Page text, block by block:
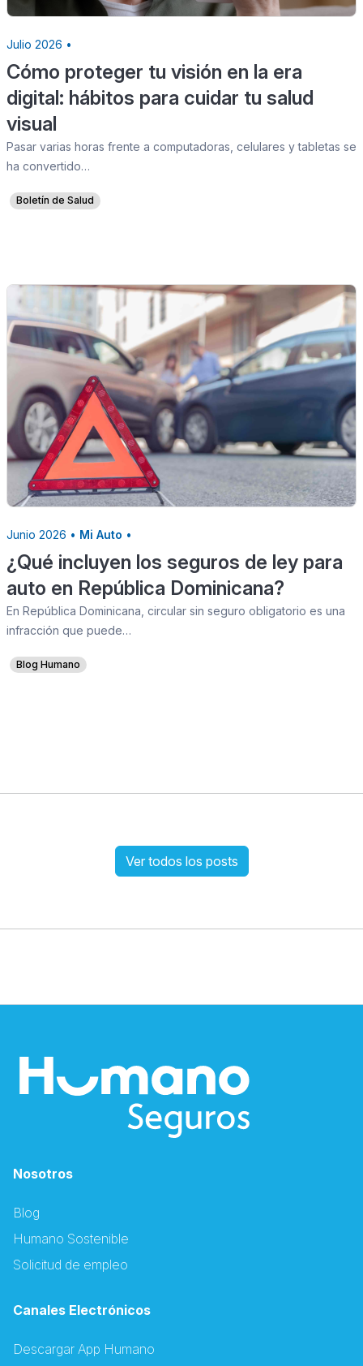
Julio 2026 •
Cómo proteger tu visión en la era
digital: hábitos para cuidar tu salud
visual
Pasar varias horas frente a computadoras, celulares y tabletas se
ha convertido…
Boletín de Salud
Junio 2026 • Mi Auto •
¿Qué incluyen los seguros de ley para
auto en República Dominicana?
En República Dominicana, circular sin seguro obligatorio es una
infracción que puede…
Blog Humano
Ver todos los posts
Nosotros
Blog
Humano Sostenible
Solicitud de empleo
Canales Electrónicos
Descargar App Humano